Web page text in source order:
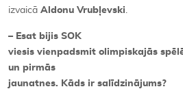
izvaicā Aldonu Vrubļevski.
– Esat bijis SOK
viesis vienpadsmit olimpiskajās
un pirmās
jaunatnes. Kāds ir salīdzinājums?